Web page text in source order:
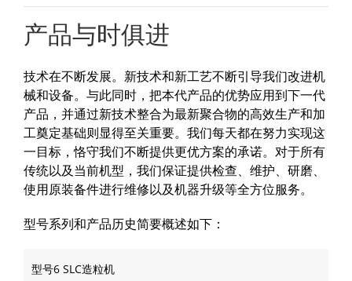
产品与时俱进
技术在不断发展。新技术和新工艺不断引导我们改进机
械和设备。与此同时，把本代产品的优势应用到下一代
产品，并通过新技术整合为最新聚合物的高效生产和加
工奠定基础则显得至关重要。我们每天都在努力实现这
一目标，恪守我们不断提供更优方案的承诺。对于所有
传统以及当前机型，我们保证提供检查、维护、研磨、
使用原装备件进行维修以及机器升级等全方位服务。
型号系列和产品历史简要概述如下：
型号6 SLC造粒机